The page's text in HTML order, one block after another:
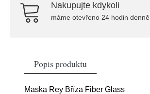
Nakupujte kdykoli
máme otevřeno 24 hodin denně
Popis produktu
Maska Rey Bříza Fiber Glass